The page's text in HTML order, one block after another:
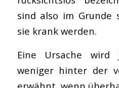
sind also im Grunde
sie krank werden.
Eine Ursache wird
weniger hinter der